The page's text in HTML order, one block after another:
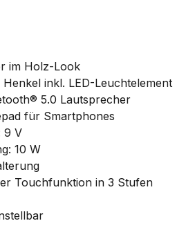
im Holz-Look
inkl. LED-Leuchtelement
5.0 Lautsprecher
für Smartphones
9 V
10 W
Touchfunktion in 3 Stufen